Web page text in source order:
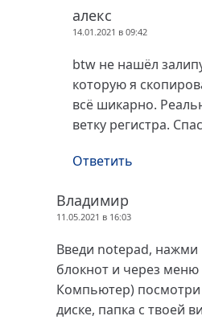
алекс
14.01.2021 в 09:42
btw не нашёл
которую я
всё шикарно.
ветку регистра.
Ответить
Владимир
11.05.2021 в 16:03
Введи notepad, нажми
блокнот и через
Компьютер)
диске, папка с твоей